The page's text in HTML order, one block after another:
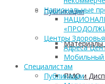
Публикации
Материалы
ПМО и
Национальные
Центры Здоровья
Адреса
Мобильный
Cпециалистам
Публикации